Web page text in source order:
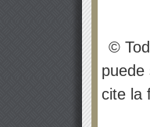
©
puede
cite la